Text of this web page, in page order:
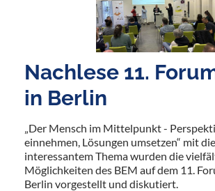
Nachlese 11.
in Berlin
„Der Mensch im Mittelpunkt -
einnehmen, Lösungen umsetzen“ mit
interessantem Thema wurden die
Möglichkeiten des BEM auf dem 11.
Berlin vorgestellt und diskutiert.